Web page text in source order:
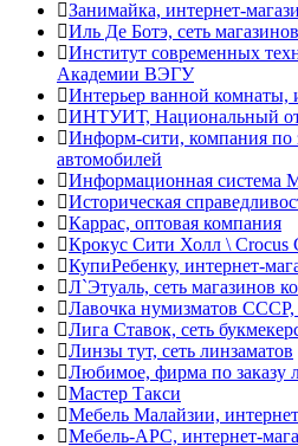
Занимайка, интернет-
Иль Де Ботэ, сеть
Институт современных
Академии ВЭГУ
Интерьер ванной комнаты,
ИНТУИТ, Национальный
Информ-сити, компания по
автомобилей
Информационная система
Историческая
Каррас, оптовая компания
Крокус Сити Холл \ Crocus
КупиРебенку, интернет-
Л`Этуаль, сеть магазинов
Лавочка нумизматов СССР,
Лига Ставок, сеть
Линзы тут, сеть линзаматов
Любимое, фирма по заказу
Мастер Такси
Мебель Малайзии,
Мебель-АРС, интернет-